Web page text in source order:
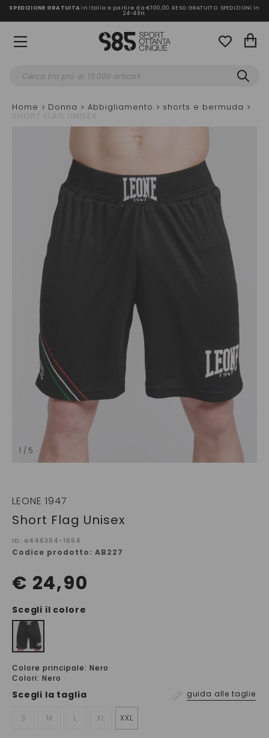
SPEDIZIONE GRATUITAin Italia a partire da €100,00. RESO GRATUITO. SPEDIZIONI in
24-48H.
Home Donna Abbigliamento shorts e bermuda
SHORT FLAG UNISEX
1 / 5
LEONE 1947
Short Flag Unisex
ID: a446304-1664
Codice prodotto: AB227
€ 24,90
Scegli il colore
Colore principale: Nero
Colori: Nero
Scegli la taglia guida alle taglie
S M L XL XXL